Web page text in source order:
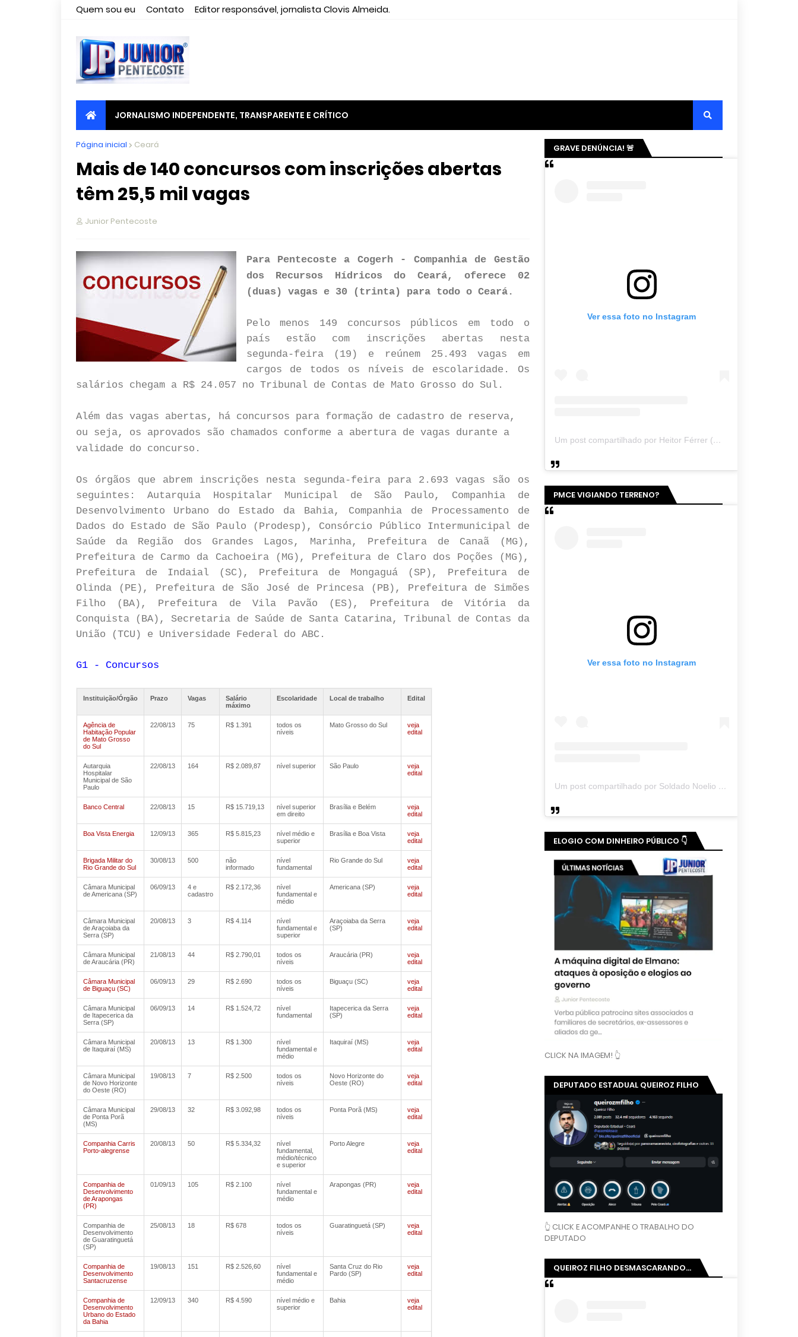
Quem sou eu Contato Editor responsável, jornalista Clovis Almeida.
JORNALISMO INDEPENDENTE, TRANSPARENTE E CRÍTICO
Página inicial Ceará
Mais de 140 concursos com inscrições abertas
têm 25,5 mil vagas
Junior Pentecoste
Para Pentecoste a Cogerh - Companhia de Gestão
dos Recursos Hídricos do Ceará, oferece 02
(duas) vagas e 30 (trinta) para todo o Ceará.
Pelo menos 149 concursos públicos em todo o
país estão com inscrições abertas nesta
segunda-feira (19) e reúnem 25.493 vagas em
cargos de todos os níveis de escolaridade. Os
salários chegam a R$ 24.057 no Tribunal de Contas de Mato Grosso do Sul.
Além das vagas abertas, há concursos para formação de cadastro de reserva,
ou seja, os aprovados são chamados conforme a abertura de vagas durante a
validade do concurso.
Os órgãos que abrem inscrições nesta segunda-feira para 2.693 vagas são os
seguintes: Autarquia Hospitalar Municipal de São Paulo, Companhia de
Desenvolvimento Urbano do Estado da Bahia, Companhia de Processamento de
Dados do Estado de São Paulo (Prodesp), Consórcio Público Intermunicipal de
Saúde da Região dos Grandes Lagos, Marinha, Prefeitura de Canaã (MG),
Prefeitura de Carmo da Cachoeira (MG), Prefeitura de Claro dos Poções (MG),
Prefeitura de Indaial (SC), Prefeitura de Mongaguá (SP), Prefeitura de
Olinda (PE), Prefeitura de São José de Princesa (PB), Prefeitura de Simões
Filho (BA), Prefeitura de Vila Pavão (ES), Prefeitura de Vitória da
Conquista (BA), Secretaria de Saúde de Santa Catarina, Tribunal de Contas da
União (TCU) e Universidade Federal do ABC.
G1 - Concursos
Instituição/Órgão Prazo Vagas
Salário
máximo
Escolaridade Local de trabalho Edital
Agência de
Habitação Popular
de Mato Grosso
do Sul
22/08/13 75 R$ 1.391
todos os
níveis
Mato Grosso do Sul
veja
edital
Autarquia
Hospitalar
Municipal de São
Paulo
22/08/13 164 R$ 2.089,87 nível superior São Paulo
veja
edital
Banco Central 22/08/13 15 R$ 15.719,13
nível superior
em direito
Brasília e Belém
veja
edital
Boa Vista Energia 12/09/13 365 R$ 5.815,23
nível médio e
superior
Brasília e Boa Vista
veja
edital
Brigada Militar do
Rio Grande do Sul
30/08/13 500
não
informado
nível
fundamental
Rio Grande do Sul
veja
edital
Câmara Municipal
de Americana (SP)
06/09/13
4 e
cadastro
R$ 2.172,36
nível
fundamental e
médio
Americana (SP)
veja
edital
Câmara Municipal
de Araçoiaba da
Serra (SP)
20/08/13 3 R$ 4.114
nível
fundamental e
superior
Araçoiaba da Serra
(SP)
veja
edital
Câmara Municipal
de Araucária (PR)
21/08/13 44 R$ 2.790,01
todos os
níveis
Araucária (PR)
veja
edital
Câmara Municipal
de Biguaçu (SC)
06/09/13 29 R$ 2.690
todos os
níveis
Biguaçu (SC)
veja
edital
Câmara Municipal
de Itapecerica da
Serra (SP)
06/09/13 14 R$ 1.524,72
nível
fundamental
Itapecerica da Serra
(SP)
veja
edital
Câmara Municipal
de Itaquiraí (MS)
20/08/13 13 R$ 1.300
nível
fundamental e
médio
Itaquiraí (MS)
veja
edital
Câmara Municipal
de Novo Horizonte
do Oeste (RO)
19/08/13 7 R$ 2.500
todos os
níveis
Novo Horizonte do
Oeste (RO)
veja
edital
Câmara Municipal
de Ponta Porã
(MS)
29/08/13 32 R$ 3.092,98
todos os
níveis
Ponta Porã (MS)
veja
edital
Companhia Carris
Porto-alegrense
20/08/13 50 R$ 5.334,32
nível
fundamental,
médio/técnico
e superior
Porto Alegre
veja
edital
Companhia de
Desenvolvimento
de Arapongas
(PR)
01/09/13 105 R$ 2.100
nível
fundamental e
médio
Arapongas (PR)
veja
edital
Companhia de
Desenvolvimento
de Guaratinguetá
(SP)
25/08/13 18 R$ 678
todos os
níveis
Guaratinguetá (SP)
veja
edital
Companhia de
Desenvolvimento
Santacruzense
19/08/13 151 R$ 2.526,60
nível
fundamental e
médio
Santa Cruz do Rio
Pardo (SP)
veja
edital
Companhia de
Desenvolvimento
Urbano do Estado
da Bahia
12/09/13 340 R$ 4.590
nível médio e
superior
Bahia
veja
edital
GRAVE DENÚNCIA! 🚨
Ver essa foto no Instagram
Um post compartilhado por Heitor Férrer (@heitor_ferrer77)
PMCE VIGIANDO TERRENO?
Ver essa foto no Instagram
Um post compartilhado por Soldado Noelio (@soldadonoelio)
ELOGIO COM DINHEIRO PÚBLICO 👇
CLICK NA IMAGEM! 👆
DEPUTADO ESTADUAL QUEIROZ FILHO
👆 CLICK E ACOMPANHE O TRABALHO DO
DEPUTADO
QUEIROZ FILHO DESMASCARANDO...